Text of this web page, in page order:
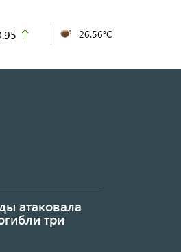
26.56°C
атаковала
три